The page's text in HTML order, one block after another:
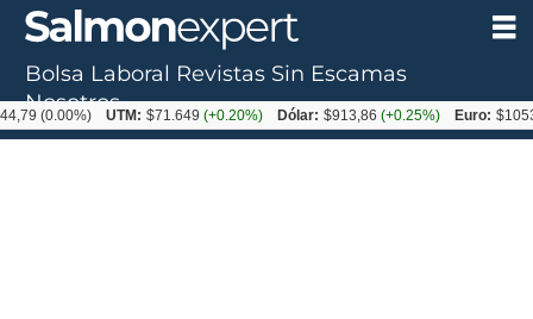
Bolsa Laboral Revistas Sin Escamas
Nosotros
UTM: $71.649 (+0.20%) Dólar: $913,86 (+0.25%) Euro: $1053,08(-